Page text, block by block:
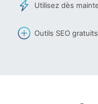
Utilisez dès
Outils SEO gratuits